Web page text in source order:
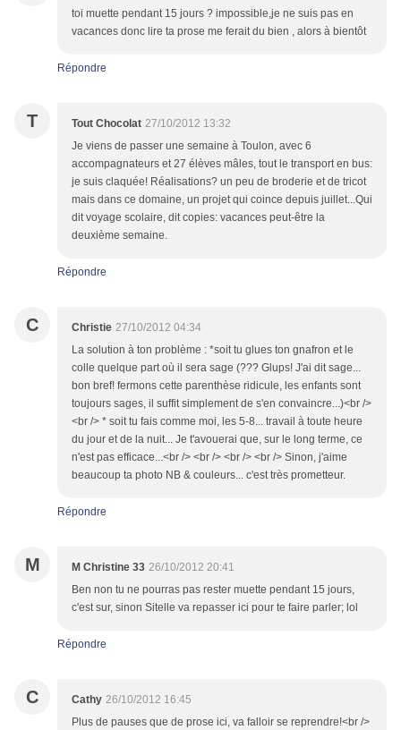
toi muette pendant 15 jours ? impossible,je ne suis pas en
vacances donc lire ta prose me ferait du bien , alors à bientôt
Répondre
T Tout Chocolat 27/10/2012 13:32
Je viens de passer une semaine à Toulon, avec 6
accompagnateurs et 27 élèves mâles, tout le transport en bus:
je suis claquée! Réalisations? un peu de broderie et de tricot
mais dans ce domaine, un projet qui coince depuis juillet...Qui
dit voyage scolaire, dit copies: vacances peut-être la
deuxième semaine.
Répondre
C Christie 27/10/2012 04:34
La solution à ton problème : *soit tu glues ton gnafron et le
colle quelque part où il sera sage (??? Glups! J'ai dit sage...
bon bref! fermons cette parenthèse ridicule, les enfants sont
toujours sages, il suffit simplement de s'en convaincre...)<br />
<br /> * soit tu fais comme moi, les 5-8... travail à toute heure
du jour et de la nuit... Je t'avouerai que, sur le long terme, ce
n'est pas efficace...<br /> <br /> <br /> <br /> Sinon, j'aime
beaucoup ta photo NB & couleurs... c'est très prometteur.
Répondre
M M Christine 33 26/10/2012 20:41
Ben non tu ne pourras pas rester muette pendant 15 jours,
c'est sur, sinon Sitelle va repasser ici pour te faire parler; lol
Répondre
C Cathy 26/10/2012 16:45
Plus de pauses que de prose ici, va falloir se reprendre!<br />